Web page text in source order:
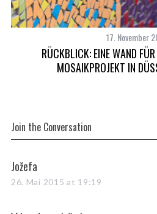
17. November
RÜCKBLICK: EINE WAND
MOSAIKPROJEKT IN
Join the Conversation
s
a
Jožefa
26. Mai 2015 at 19:19